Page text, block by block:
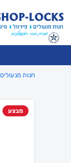
חנות מנעולים
מבצע